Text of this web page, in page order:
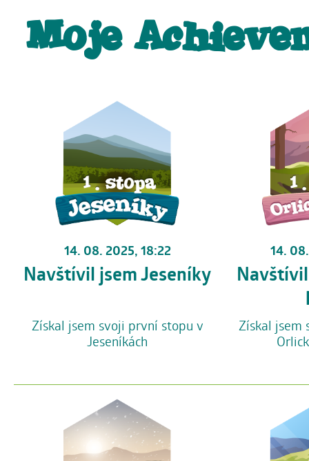
Moje
14. 08. 2025, 18:22
Navštívil jsem Jeseníky
Získal jsem svoji první stopu v
Jeseníkách
14.
Získal jsem